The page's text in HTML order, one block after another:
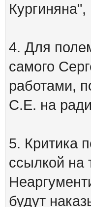
4. Для
самого
работами,
С.Е. на
5. Критика
ссылкой на
будут